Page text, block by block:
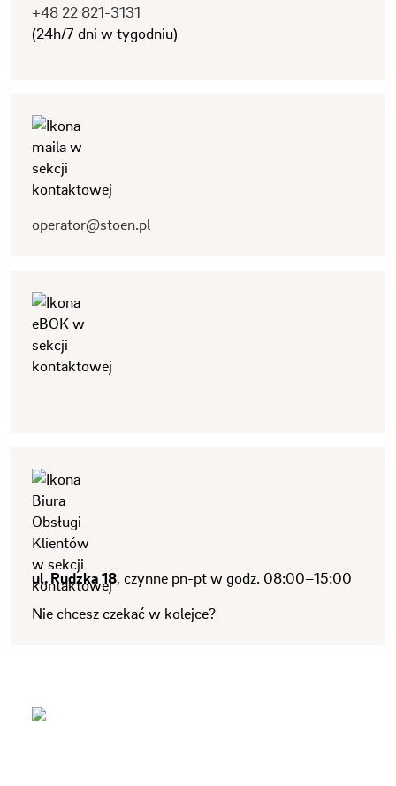
+48 22 821-3131
(24h/7 dni w tygodniu)
operator@stoen.pl
ul. Rudzka 18, czynne pn-pt w godz. 08:00–15:00
Nie chcesz czekać w kolejce?